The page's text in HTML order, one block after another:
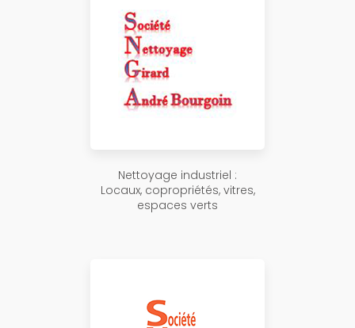
Nettoyage industriel :
Locaux, copropriétés, vitres,
espaces verts